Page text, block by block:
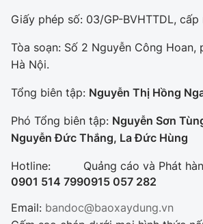
Giấy phép số: 03/GP-BVHTTDL,
Tòa soạn: Số 2 Nguyễn Công Hoan,
Hà Nội.
Tổng biên tập: Nguyễn Thị Hồng
Phó Tổng biên tập: Nguyễn Sơn
Nguyễn Đức Thắng, La Đức Hùng
Hotline:
0901 514 799
Quảng cáo và Phát
0915 057 282
Email: bandoc@baoxaydung.vn